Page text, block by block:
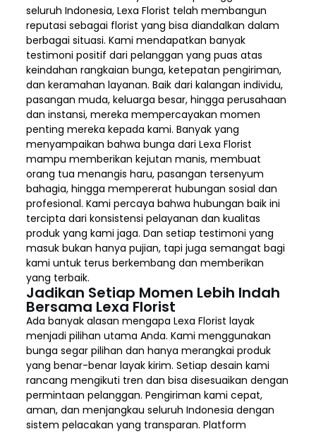
seluruh Indonesia, Lexa Florist telah membangun
reputasi sebagai florist yang bisa diandalkan dalam
berbagai situasi. Kami mendapatkan banyak
testimoni positif dari pelanggan yang puas atas
keindahan rangkaian bunga, ketepatan pengiriman,
dan keramahan layanan. Baik dari kalangan individu,
pasangan muda, keluarga besar, hingga perusahaan
dan instansi, mereka mempercayakan momen
penting mereka kepada kami. Banyak yang
menyampaikan bahwa bunga dari Lexa Florist
mampu memberikan kejutan manis, membuat
orang tua menangis haru, pasangan tersenyum
bahagia, hingga mempererat hubungan sosial dan
profesional. Kami percaya bahwa hubungan baik ini
tercipta dari konsistensi pelayanan dan kualitas
produk yang kami jaga. Dan setiap testimoni yang
masuk bukan hanya pujian, tapi juga semangat bagi
kami untuk terus berkembang dan memberikan
yang terbaik.
Jadikan Setiap Momen Lebih Indah
Bersama Lexa Florist
Ada banyak alasan mengapa Lexa Florist layak
menjadi pilihan utama Anda. Kami menggunakan
bunga segar pilihan dan hanya merangkai produk
yang benar-benar layak kirim. Setiap desain kami
rancang mengikuti tren dan bisa disesuaikan dengan
permintaan pelanggan. Pengiriman kami cepat,
aman, dan menjangkau seluruh Indonesia dengan
sistem pelacakan yang transparan. Platform